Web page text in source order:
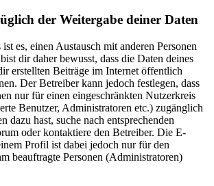
der Weitergabe deiner Daten
es, einen Austausch mit anderen Personen
dir daher bewusst, dass die Daten deines
erstellten Beiträge im Internet öffentlich
Der Betreiber kann jedoch festlegen, dass
nur für einen eingeschränkten Nutzerkreis
Benutzer, Administratoren etc.) zugänglich
dazu hast, suche nach entsprechenden
oder kontaktiere den Betreiber. Die E-
Profil ist dabei jedoch nur für den
beauftragte Personen (Administratoren)